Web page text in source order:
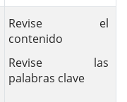
Revise el
contenido
Revise las
palabras clave